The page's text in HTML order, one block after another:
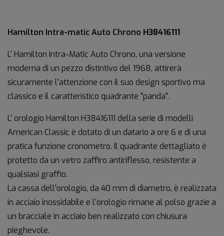
Hamilton Intra-matic Auto Chrono H38416111
L' Hamilton Intra-Matic Auto Chrono, una versione
moderna di un pezzo distintivo del 1968, attirerà
sicuramente l'attenzione con il suo design sportivo ma
classico e il caratteristico quadrante "panda".
L' orologio Hamilton H38416111 della serie di modelli
American Classic è dotato di un datario a ore 6 e di una
pratica funzione cronometro. Il quadrante dettagliato è
protetto da un vetro zaffiro antiriflesso, resistente a
qualsiasi graffio.
La cassa dell'orologio, da 40 mm di diametro, è realizzata
in acciaio inossidabile e l'orologio rimane al polso grazie a
un bracciale in acciaio ben realizzato con chiusura
pieghevole.